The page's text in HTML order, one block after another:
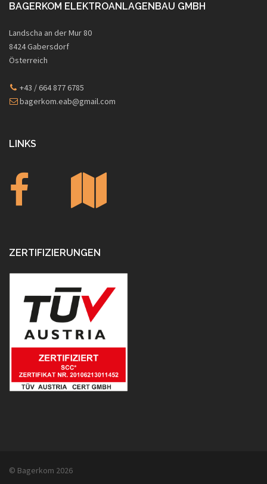
BAGERKOM ELEKTROANLAGENBAU GMBH
Landscha an der Mur 80
8424 Gabersdorf
Österreich
+43 / 664 877 6785
bagerkom.eab@gmail.com
LINKS
ZERTIFIZIERUNGEN
© Bagerkom 2026